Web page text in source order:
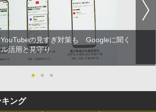
の見すぎ対策も Googleに聞く
活用と見守り
● ● ●
ング